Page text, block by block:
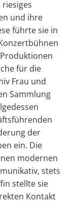
und ihre
führte sie in
für die
Frau und
Sammlung
der
ein. Die
modernen
stets
stellte sie
Kontakt